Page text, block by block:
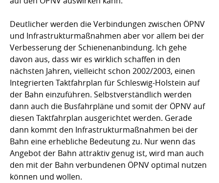
Deutlicher werden die Verbindungen zwischen ÖPNV
und Infrastrukturmaßnahmen aber vor allem bei der
Verbesserung der Schienenanbindung. Ich gehe
davon aus, dass wir es wirklich schaffen in den
nächsten Jahren, vielleicht schon 2002/2003, einen
Integrierten Taktfahrplan für Schleswig-Holstein auf
der Bahn einzuführen. Selbstverständlich werden
dann auch die Busfahrpläne und somit der ÖPNV auf
diesen Taktfahrplan ausgerichtet werden. Gerade
dann kommt den Infrastrukturmaßnahmen bei der
Bahn eine erhebliche Bedeutung zu. Nur wenn das
Angebot der Bahn attraktiv genug ist, wird man auch
den mit der Bahn verbundenen ÖPNV optimal nutzen
können und wollen.